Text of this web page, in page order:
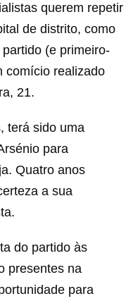
querem repetir
de distrito, como
(e primeiro-
comício realizado
21.
terá sido uma
para
Quatro anos
a sua
do partido às
presentes na
para